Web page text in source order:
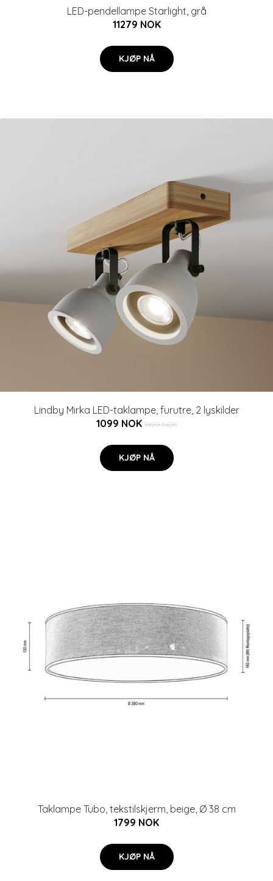
LED-pendellampe Starlight, grå
11279 NOK
KJØP NÅ
Lindby Mirka LED-taklampe, furutre, 2 lyskilder
1099 NOK 1499 NOK
KJØP NÅ
Taklampe Tubo, tekstilskjerm, beige, Ø 38 cm
1799 NOK
KJØP NÅ